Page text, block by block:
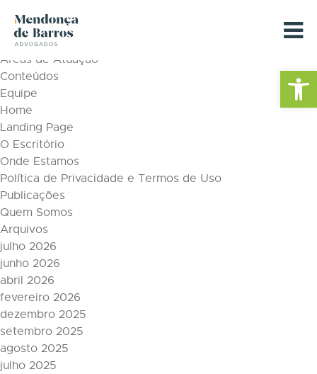
Barra de
Páginas
Áreas de Atuação
Conteúdos
Equipe
Home
Landing Page
O Escritório
Onde Estamos
Política de Privacidade e Termos de Uso
Publicações
Quem Somos
Arquivos
julho 2026
junho 2026
abril 2026
fevereiro 2026
dezembro 2025
setembro 2025
agosto 2025
julho 2025